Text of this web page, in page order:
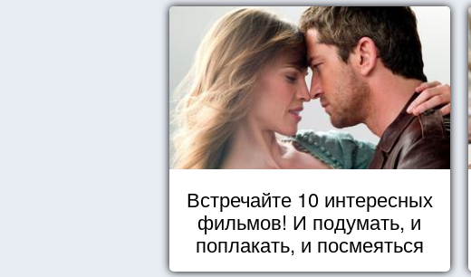
Встречайте 10 интересных
фильмов! И подумать, и
поплакать, и посмеяться